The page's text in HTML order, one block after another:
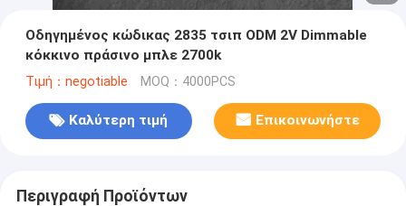
Οδηγημένος κώδικας 2835 τσιπ ODM 2V Dimmable
κόκκινο πράσινο μπλε 2700k
Τιμή：negotiable MOQ：4000PCS
Καλύτερη τιμή Επικοινωνήστε
Περιγραφή Προϊόντων